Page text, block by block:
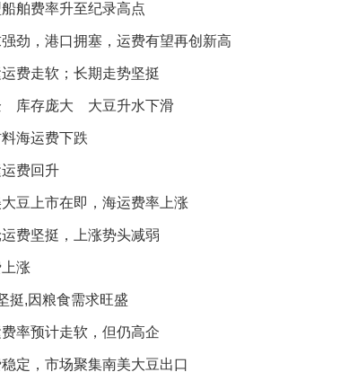
舶费率升至纪录高点
劲，港口拥塞，运费有望再创新高
费走软；长期走势坚挺
库存庞大 大豆升水下滑
海运费下跌
费回升
豆上市在即，海运费率上涨
费坚挺，上涨势头减弱
涨
挺,因粮食需求旺盛
率预计走软，但仍高企
定，市场聚集南美大豆出口